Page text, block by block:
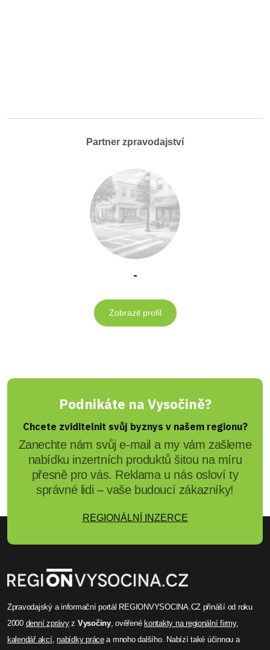
Partner zpravodajství
-
Zobrazit profil
Podnikáte na Vysočině?
Chcete zviditelnit svůj byznys v našem regionu?
Zanechte nám svůj e-mail a my vám zašleme
nabídku inzertních produktů šitou na míru
přesně pro vás. Reklama u nás osloví ty
správné lidi – vaše budoucí zákazníky!
REGIONÁLNÍ INZERCE
Zpravodajský a informační portál REGIONVYSOCINA.CZ přináší od roku
2000 denní zprávyz Vysočiny, ověřenékontakty na regionální firmy,
kalendář akcí,nabídky prácea mnoho dalšího. Nabízí také účinnou a